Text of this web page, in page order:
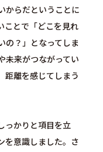
からだということに
ことで「どこを見れ
の？」となってしま
未来がつながってい
距離を感じてしまう
っかりと項目を立
を意識しました。さ